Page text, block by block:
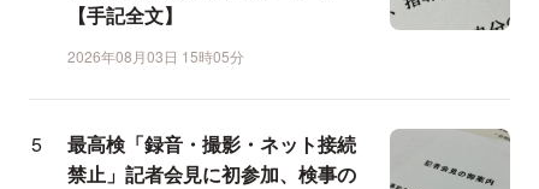
【手記全文】
2026年08月03日 15時05分
最高検「録音・撮影・ネット接続
禁止」記者会見に初参加、検事の